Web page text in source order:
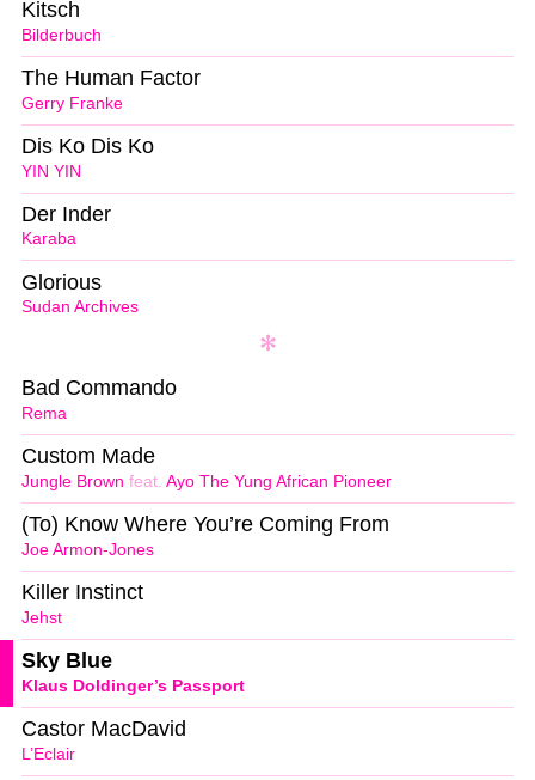
Bilderbuch
Kitsch
Gerry Franke
The Human Factor
YIN YIN
Dis Ko Dis Ko
Karaba
Der Inder
Sudan Archives
Glorious
Rema
Bad Commando
Jungle Brown feat. Ayo The Yung African Pioneer
Custom Made
Joe Armon-Jones
(To) Know Where You’re Coming From
Jehst
Killer Instinct
Klaus Doldinger’s Passport
Sky Blue
L’Eclair
Castor MacDavid